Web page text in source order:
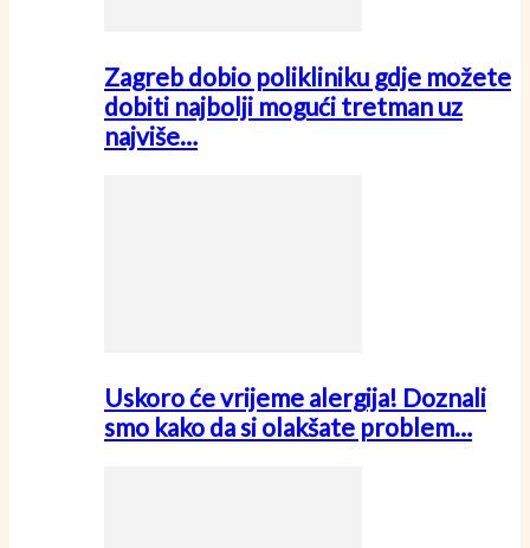
Zagreb dobio polikliniku gdje možete
dobiti najbolji mogući tretman uz
najviše…
Uskoro će vrijeme alergija! Doznali
smo kako da si olakšate problem…